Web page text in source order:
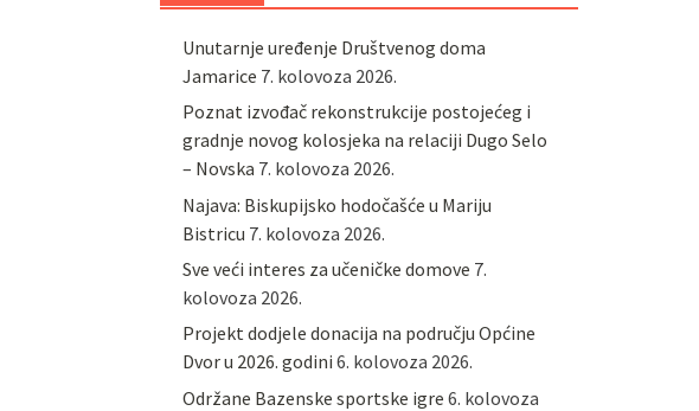
Unutarnje uređenje Društvenog doma
Jamarice 7. kolovoza 2026.
Poznat izvođač rekonstrukcije postojećeg i
gradnje novog kolosjeka na relaciji Dugo Selo
– Novska 7. kolovoza 2026.
Najava: Biskupijsko hodočašće u Mariju
Bistricu 7. kolovoza 2026.
Sve veći interes za učeničke domove 7.
kolovoza 2026.
Projekt dodjele donacija na području Općine
Dvor u 2026. godini 6. kolovoza 2026.
Održane Bazenske sportske igre 6. kolovoza